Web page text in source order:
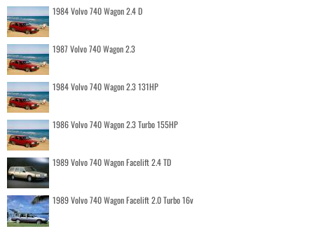
1984 Volvo 740 Wagon 2.4 D
1987 Volvo 740 Wagon 2.3
1984 Volvo 740 Wagon 2.3 131HP
1986 Volvo 740 Wagon 2.3 Turbo 155HP
1989 Volvo 740 Wagon Facelift 2.4 TD
1989 Volvo 740 Wagon Facelift 2.0 Turbo 16v